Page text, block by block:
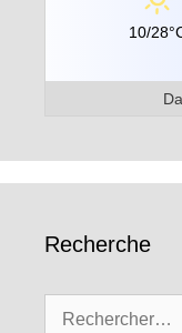
10/
Recherche